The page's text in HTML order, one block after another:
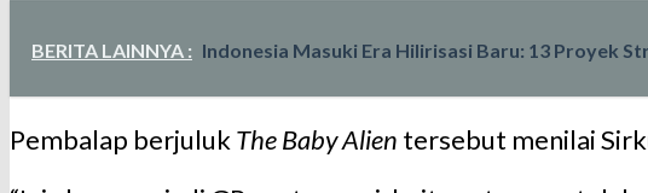
BERITA LAINNYA : Indonesia Masuki Era Hilirisasi Baru: 13 Proyek
Pembalap berjuluk The Baby Alien tersebut menilai